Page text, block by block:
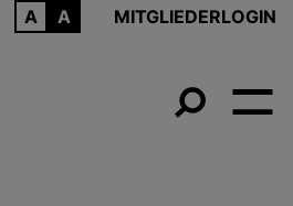
MITGLIEDERLOGIN